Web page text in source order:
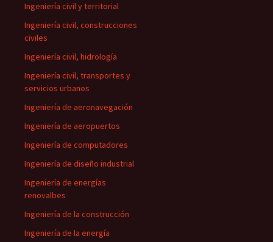
Ingeniería civil y territorial
Ingeniería civil, construcciones
civiles
Ingeniería civil, hidrología
Ingeniería civil, transportes y
servicios urbanos
Ingeniería de aeronavegación
Ingeniería de aeropuertos
Ingeniería de computadores
Ingeniería de diseño industrial
Ingeniería de energías
renovalbes
Ingeniería de la construcción
Ingeniería de la energía